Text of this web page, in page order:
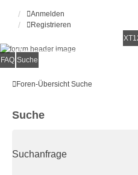
Anmelden
Registrieren
Alles rund um die Yamaha
FAQ Suche
Foren-Übersicht Suche
Suche
Suchanfrage